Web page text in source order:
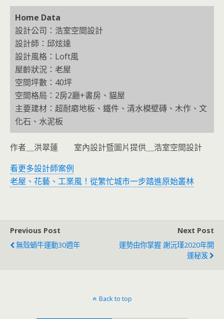
Home Data
設計公司：浩室空間設計
設計師：邱炫達
設計風格：Loft風
屋齡狀況：老屋
空間坪數：40坪
空間格局：2房2廳+書房、貓屋
主要建材：超耐磨地板、鐵件、清水模壁磚、木作、文
化石、水泥板
作者＿洪翠蓮 室內設計暨圖片提供＿浩室空間設計
看更多設計師案例
老屋、花藝、工業風！從繁忙城市一步踏進原始叢林
Previous Post
無殼蝸牛運動30週年
Next Post
運勢由你掌握 謝沅瑾2020年開
運秘笈
Back to top